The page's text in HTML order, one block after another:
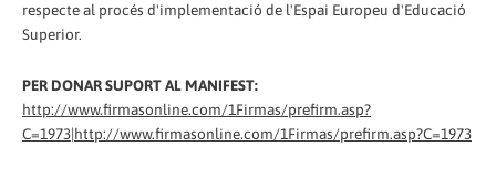
respecte al procés d'implementació de l'Espai Europeu d'Educació
Superior.
PER DONAR SUPORT AL MANIFEST:
http://www.firmasonline.com/1Firmas/prefirm.asp?
C=1973|http://www.firmasonline.com/1Firmas/prefirm.asp?C=1973